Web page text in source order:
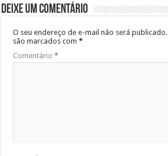
Deixe um comentário
O seu endereço de e-mail não será publicado.
são marcados com*
Comentário*